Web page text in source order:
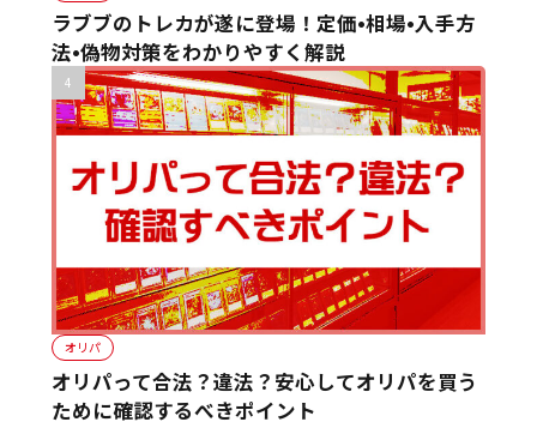
ラブブのトレカが遂に登場！定価•相場•入手方
法•偽物対策をわかりやすく解説
オリパ
オリパって合法？違法？安心してオリパを買う
ために確認するべきポイント